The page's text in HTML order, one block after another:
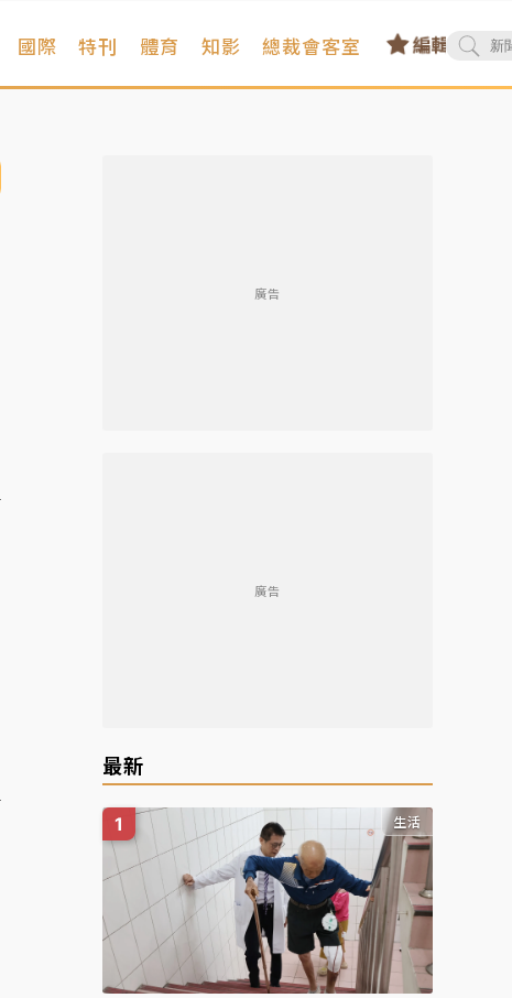
國際 特刊 體育 知影 總裁會客室
廣告
廣告
最新
生活